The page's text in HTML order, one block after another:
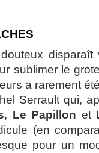
sublimer le
a rarement
Serrault qui,
, Le Papillon et
(en
pour un